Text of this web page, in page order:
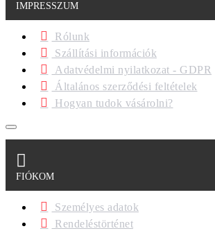
IMPRESSZUM
Rólunk
Szállítási információk
Adatvédelmi nyilatkozat - GDPR
Általános szerződési feltételek
Hogyan tudok vásárolni?
FIÓKOM
Személyes adatok
Rendeléstörténet